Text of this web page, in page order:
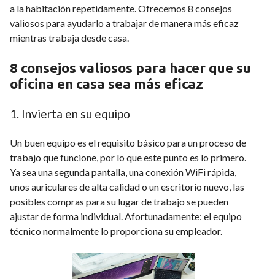
a la habitación repetidamente. Ofrecemos 8 consejos
valiosos para ayudarlo a trabajar de manera más eficaz
mientras trabaja desde casa.
8 consejos valiosos para hacer que su
oficina en casa sea más eficaz
1. Invierta en su equipo
Un buen equipo es el requisito básico para un proceso de
trabajo que funcione, por lo que este punto es lo primero.
Ya sea una segunda pantalla, una conexión WiFi rápida,
unos auriculares de alta calidad o un escritorio nuevo, las
posibles compras para su lugar de trabajo se pueden
ajustar de forma individual. Afortunadamente: el equipo
técnico normalmente lo proporciona su empleador.